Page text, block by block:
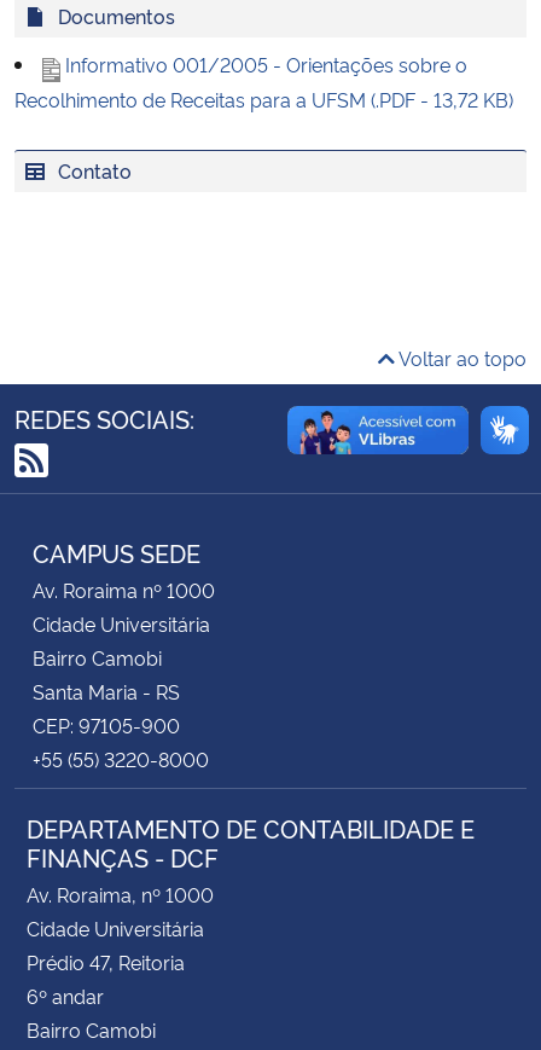
Ministério da Ciência, Tecnologia, Inovações e Comunicações
Controladoria-Geral da União
Ministério da Mulher, da Família e dos Direitos Humanos
Secretaria-Geral
Secretaria de Governo
Gabinete de Segurança Institucional
Advocacia-Geral da União
Banco Central do Brasil
Planalto
Documentos
Informativo 001/2005 - Orientações sobre o
Recolhimento de Receitas para a UFSM (.PDF - 13,72 KB)
Contato
Voltar ao topo
REDES SOCIAIS:
RSS
CAMPUS SEDE
Av. Roraima nº 1000
Cidade Universitária
Bairro Camobi
Santa Maria - RS
CEP: 97105-900
+55 (55) 3220-8000
DEPARTAMENTO DE CONTABILIDADE E
FINANÇAS - DCF
Av. Roraima, nº 1000
Cidade Universitária
Prédio 47, Reitoria
6º andar
Bairro Camobi